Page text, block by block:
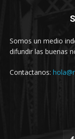
Somos un medio
difundir las buenas
Contactanos: